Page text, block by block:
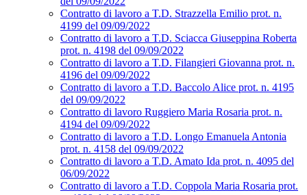
Contratto di lavoro a T.D. Strazzella Emilio prot. n.
4199 del 09/09/2022
Contratto di lavoro a T.D. Sciacca Giuseppina Roberta
prot. n. 4198 del 09/09/2022
Contratto di lavoro a T.D. Filangieri Giovanna prot. n.
4196 del 09/09/2022
Contratto di lavoro a T.D. Baccolo Alice prot. n. 4195
del 09/09/2022
Contratto di lavoro Ruggiero Maria Rosaria prot. n.
4194 del 09/09/2022
Contratto di lavoro a T.D. Longo Emanuela Antonia
prot. n. 4158 del 09/09/2022
Contratto di lavoro a T.D. Amato Ida prot. n. 4095 del
06/09/2022
Contratto di lavoro a T.D. Coppola Maria Rosaria prot.